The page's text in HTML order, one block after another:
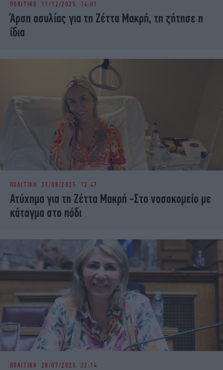
iBOOKS
OSCARS
THE OCEAN
MEDIA
NEWSLETTER
ΠΟΛΙΤΙΚΗ 11/12/2025 14:01
Άρση ασυλίας για τη Ζέττα Μακρή, τη ζήτησε η
ίδια
ΠΟΛΙΤΙΚΗ 31/08/2025 12:47
Ατύχημα για τη Ζέττα Μακρή -Στο νοσοκομείο με
κάταγμα στο πόδι
ΠΟΛΙΤΙΚΗ 28/07/2025 22:14